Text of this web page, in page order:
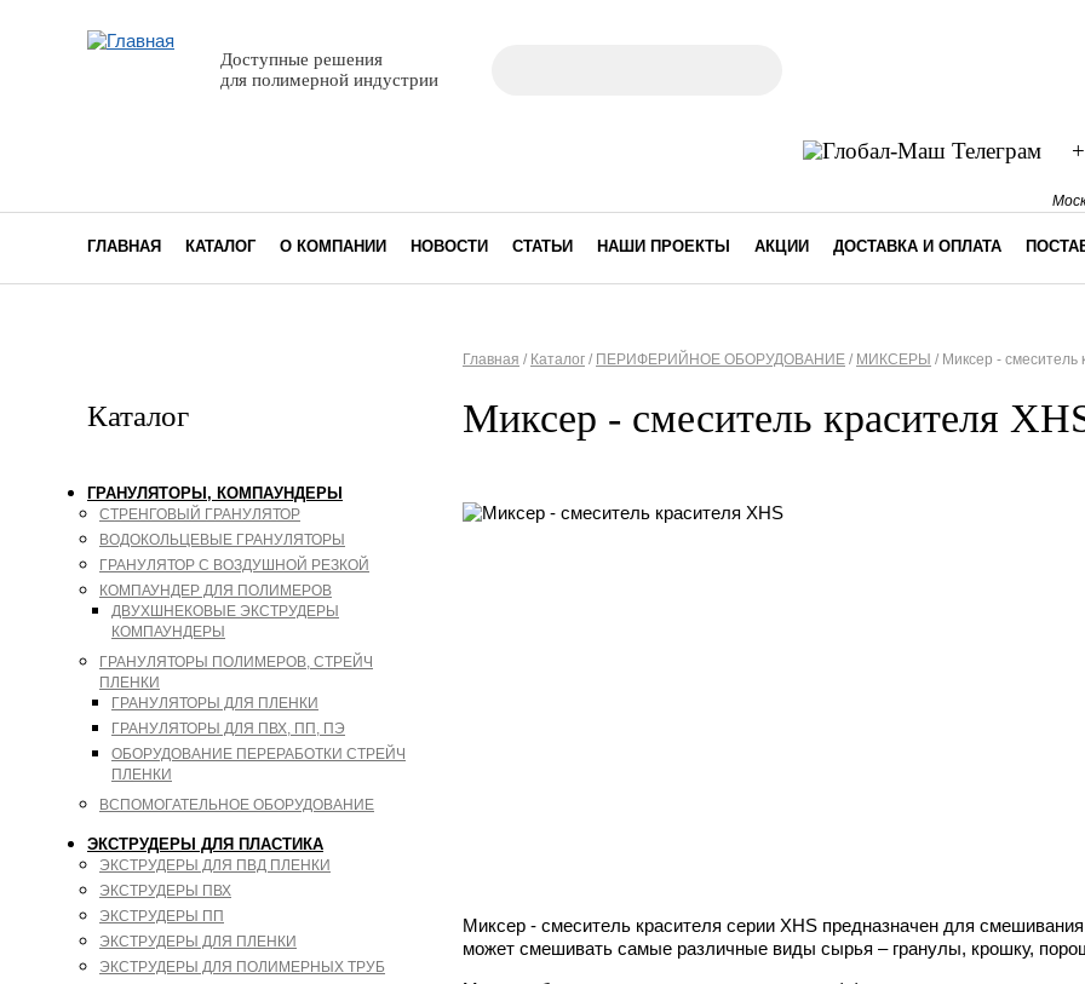
Доступные решения
для полимерной индустрии
ГЛАВНАЯ КАТАЛОГ О КОМПАНИИ НОВОСТИ СТАТЬИ НАШИ ПРОЕКТЫ АКЦИИ ДОСТАВКА И ОПЛАТА
Каталог
ГРАНУЛЯТОРЫ, КОМПАУНДЕРЫ
СТРЕНГОВЫЙ ГРАНУЛЯТОР
ВОДОКОЛЬЦЕВЫЕ ГРАНУЛЯТОРЫ
ГРАНУЛЯТОР С ВОЗДУШНОЙ РЕЗКОЙ
КОМПАУНДЕР ДЛЯ ПОЛИМЕРОВ
ДВУХШНЕКОВЫЕ ЭКСТРУДЕРЫ
КОМПАУНДЕРЫ
ГРАНУЛЯТОРЫ ПОЛИМЕРОВ, СТРЕЙЧ
ПЛЕНКИ
ГРАНУЛЯТОРЫ ДЛЯ ПЛЕНКИ
ГРАНУЛЯТОРЫ ДЛЯ ПВХ, ПП, ПЭ
ОБОРУДОВАНИЕ ПЕРЕРАБОТКИ СТРЕЙЧ
ПЛЕНКИ
ВСПОМОГАТЕЛЬНОЕ ОБОРУДОВАНИЕ
ЭКСТРУДЕРЫ ДЛЯ ПЛАСТИКА
ЭКСТРУДЕРЫ ДЛЯ ПВД ПЛЕНКИ
ЭКСТРУДЕРЫ ПВХ
ЭКСТРУДЕРЫ ПП
ЭКСТРУДЕРЫ ДЛЯ ПЛЕНКИ
ЭКСТРУДЕРЫ ДЛЯ ПОЛИМЕРНЫХ ТРУБ
Главная / Каталог / ПЕРИФЕРИЙНОЕ ОБОРУДОВАНИЕ / МИКСЕРЫ / Миксер - смеситель
Миксер - смеситель красителя
Миксер - смеситель красителя серии XHS предназначен для
может смешивать самые различные виды сырья – гранулы, крошку,